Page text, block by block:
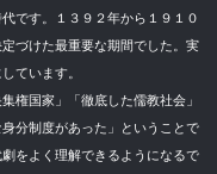
です。１３９２年から１９１０
づけた最重要な期間でした。実
ています。
権国家」「徹底した儒教社会」
分制度があった」ということで
をよく理解できるようになるで